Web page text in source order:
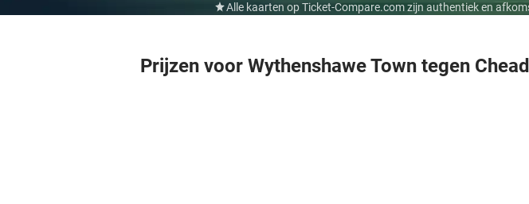
Alle kaarten op Ticket-Compare.com zijn authentiek en
Prijzen voor Wythenshawe Town tegen